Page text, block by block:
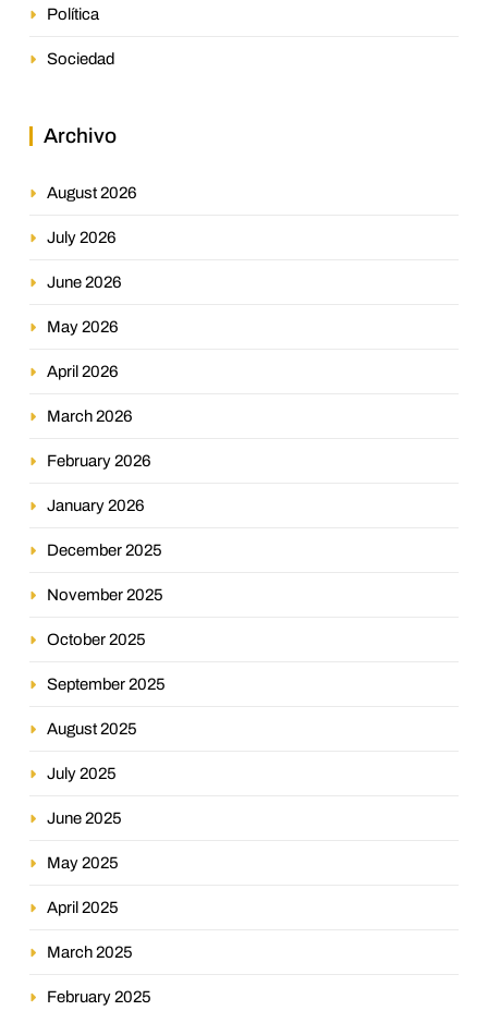
Política
Sociedad
Archivo
August 2026
July 2026
June 2026
May 2026
April 2026
March 2026
February 2026
January 2026
December 2025
November 2025
October 2025
September 2025
August 2025
July 2025
June 2025
May 2025
April 2025
March 2025
February 2025